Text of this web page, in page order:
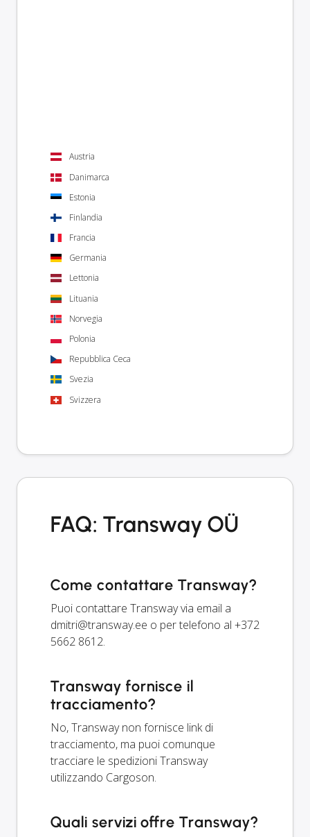
Austria
Danimarca
Estonia
Finlandia
Francia
Germania
Lettonia
Lituania
Norvegia
Polonia
Repubblica Ceca
Svezia
Svizzera
FAQ: Transway OÜ
Come contattare Transway?
Puoi contattare Transway via email a
dmitri@transway.ee o per telefono al +372
5662 8612.
Transway fornisce il
tracciamento?
No, Transway non fornisce link di
tracciamento, ma puoi comunque
tracciare le spedizioni Transway
utilizzando Cargoson.
Quali servizi offre Transway?